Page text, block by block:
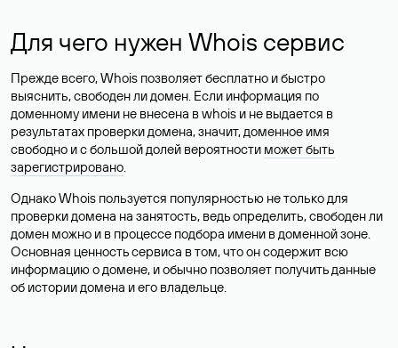
Для чего нужен Whois сервис
Прежде всего, Whois позволяет бесплатно и быстро
выяснить, свободен ли домен. Если информация по
доменному имени не внесена в whois и не выдается в
результатах проверки домена, значит, доменное имя
свободно и с большой долей вероятности может быть
зарегистрировано.
Однако Whois пользуется популярностью не только для
проверки домена на занятость, ведь определить, свободен ли
домен можно и в процессе подбора имени в доменной зоне.
Основная ценность сервиса в том, что он содержит всю
информацию о домене, и обычно позволяет получить данные
об истории домена и его владельце.